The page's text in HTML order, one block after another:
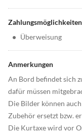
Zahlungsmöglichkeiten
• Überweisung
Anmerkungen
An Bord befindet sich
dafür müssen
Die Bilder können
Zubehör ersetzt bzw.
Die Kurtaxe wird vor